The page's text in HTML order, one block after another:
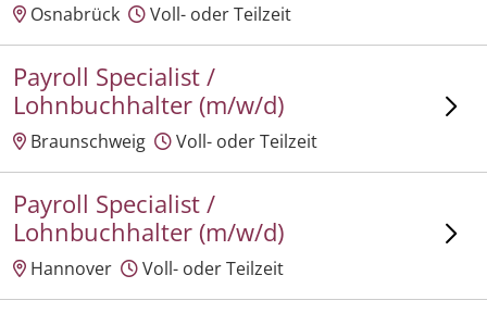
Osnabrück Voll- oder Teilzeit
Payroll Specialist /
Lohnbuchhalter (m/w/d)
Braunschweig Voll- oder Teilzeit
Payroll Specialist /
Lohnbuchhalter (m/w/d)
Hannover Voll- oder Teilzeit